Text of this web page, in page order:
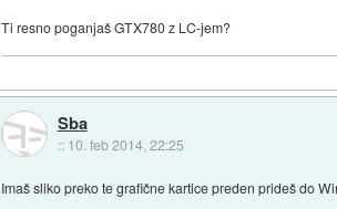
Ti resno poganjaš GTX780 z LC-jem?
Sba
:: 10. feb 2014, 22:25
Imaš sliko preko te grafične kartice preden prideš do